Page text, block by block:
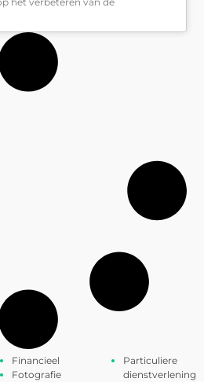
Financieel
Fotografie
Particuliere
dienstverlening